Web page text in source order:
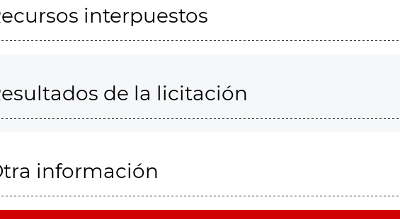
interpuestos
de la licitación
información